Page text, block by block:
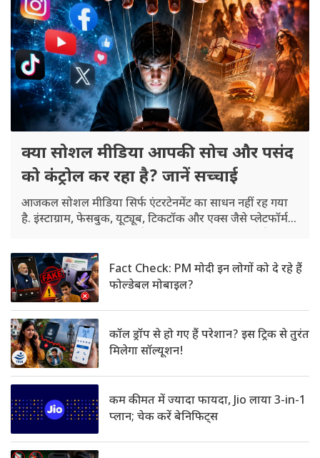
क्या सोशल मीडिया आपकी सोच और पसंद
को कंट्रोल कर रहा है? जानें सच्चाई
आजकल सोशल मीडिया सिर्फ एंटरटेनमेंट का साधन नहीं रह गया
है. इंस्टाग्राम, फेसबुक, यूट्यूब, टिकटॉक और एक्स जैसे प्लेटफॉर्म
Fact Check: PM मोदी इन लोगों को दे रहे हैं
फोल्डेबल मोबाइल?
कॉल ड्रॉप से हो गए हैं परेशान? इस ट्रिक से तुरंत
मिलेगा सॉल्यूशन!
कम कीमत में ज्यादा फायदा, Jio लाया 3-in-1
प्लान; चेक करें बेनिफिट्स